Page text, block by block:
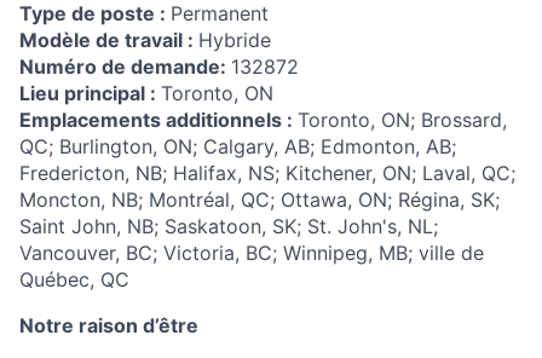
Type de poste : Permanent
Modèle de travail : Hybride
Numéro de demande: 132872
Lieu principal : Toronto, ON
Emplacements additionnels : Toronto, ON; Brossard,
QC; Burlington, ON; Calgary, AB; Edmonton, AB;
Fredericton, NB; Halifax, NS; Kitchener, ON; Laval, QC;
Moncton, NB; Montréal, QC; Ottawa, ON; Régina, SK;
Saint John, NB; Saskatoon, SK; St. John's, NL;
Vancouver, BC; Victoria, BC; Winnipeg, MB; ville de
Québec, QC
Notre raison d’être